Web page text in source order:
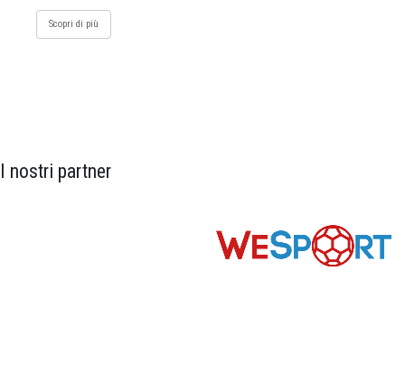
Scopri di più
I nostri partner